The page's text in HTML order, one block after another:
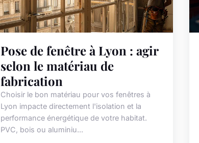
Pose de fenêtre à Lyon : agir
selon le matériau de
fabrication
Choisir le bon matériau pour vos fenêtres à
Lyon impacte directement l'isolation et la
performance énergétique de votre habitat.
PVC, bois ou aluminiu...